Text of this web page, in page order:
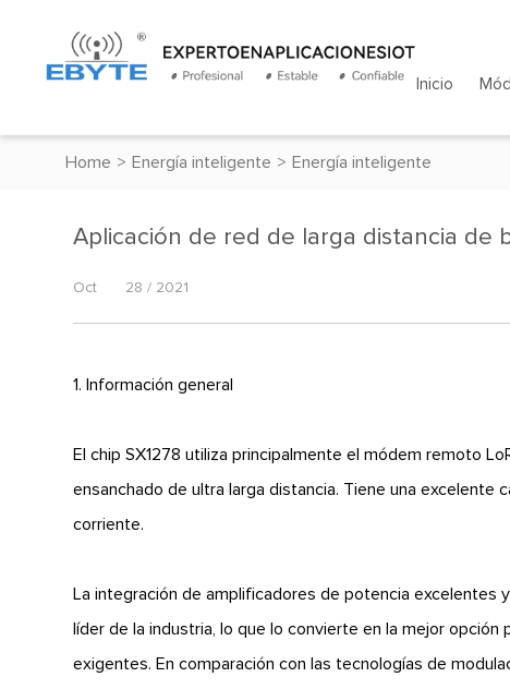
Inicio
Home > Energía inteligente > Energía inteligente
Aplicación de red de larga distancia de
Oct 28 / 2021
1. Información general
El chip SX1278 utiliza principalmente el módem remoto
ensanchado de ultra larga distancia. Tiene una excelente
corriente.
La integración de amplificadores de potencia excelentes
líder de la industria, lo que lo convierte en la mejor
exigentes. En comparación con las tecnologías de